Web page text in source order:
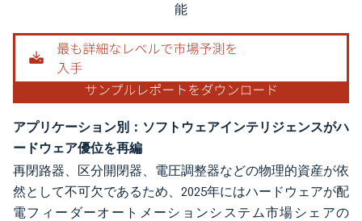
能
アプリケーション別：ソフトウェアインテリジェンスがハ
ードウェア優位を再編
再閉路器、区分開閉器、電圧調整器などの物理的資産が依
然として不可欠であるため、2025年にはハードウェアが配
電フィーダーオートメーションシステム市場シェアの